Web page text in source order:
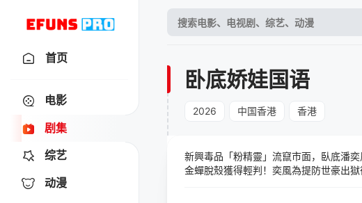
首页
电影
剧集
综艺
动漫
卧底娇娃国语
2026 中国香港 香港
新興毒品「粉精靈」流竄市面，臥底潘
金蟬脫殼獲得輕判！奕風為提防世豪出